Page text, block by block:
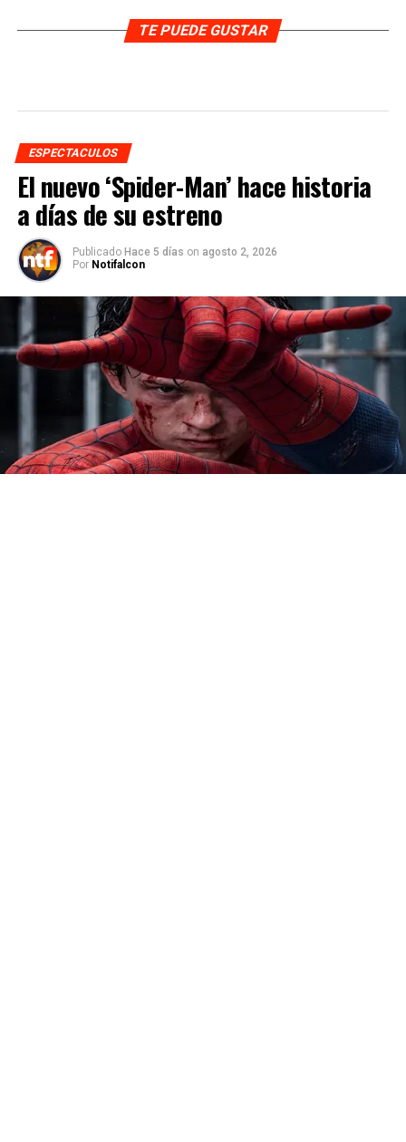
TE PUEDE GUSTAR
ESPECTACULOS
El nuevo ‘Spider-Man’ hace historia
a días de su estreno
Publicado Hace 5 días on agosto 2, 2026
Por Notifalcon